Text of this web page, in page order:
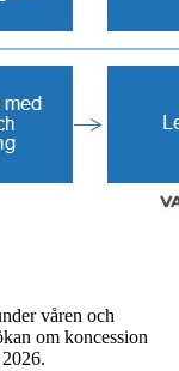
våren och
om koncession